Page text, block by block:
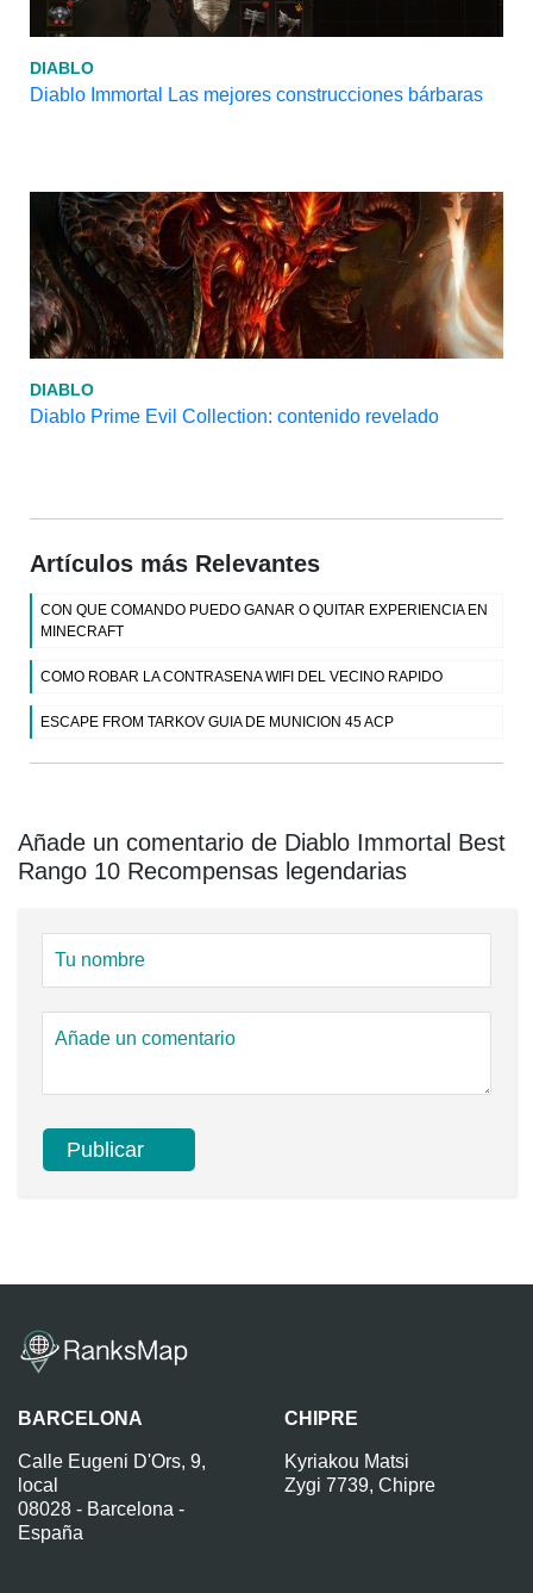
DIABLO
Diablo Immortal Las mejores construcciones bárbaras
DIABLO
Diablo Prime Evil Collection: contenido revelado
Artículos más Relevantes
CON QUE COMANDO PUEDO GANAR O QUITAR EXPERIENCIA EN
MINECRAFT
COMO ROBAR LA CONTRASENA WIFI DEL VECINO RAPIDO
ESCAPE FROM TARKOV GUIA DE MUNICION 45 ACP
Añade un comentario de Diablo Immortal Best
Rango 10 Recompensas legendarias
BARCELONA
Calle Eugeni D'Ors, 9,
local
08028 - Barcelona -
España
CHIPRE
Kyriakou Matsi
Zygi 7739, Chipre